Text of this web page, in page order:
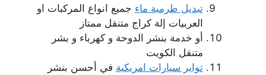
تبديل طرمبة ماء جميع انواع المركبات او
العربيات إلة كراج متنقل ممتاز
أو خدمة بنشر الدوحة و كهرباء و بشر
متنقل الكويت
تواير سيارات امريكية في أحسن بنشر